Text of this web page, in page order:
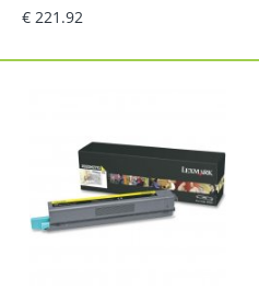
€ 221.92